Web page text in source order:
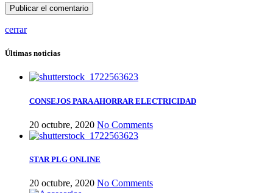
cerrar
Últimas noticias
CONSEJOS PARA AHORRAR ELECTRICIDAD
20 octubre, 2020 No Comments
STAR PLG ONLINE
20 octubre, 2020 No Comments